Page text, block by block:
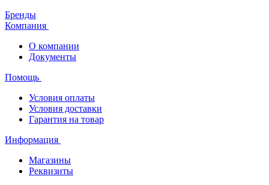
Бренды
Компания
О компании
Документы
Помощь
Условия оплаты
Условия доставки
Гарантия на товар
Информация
Магазины
Реквизиты